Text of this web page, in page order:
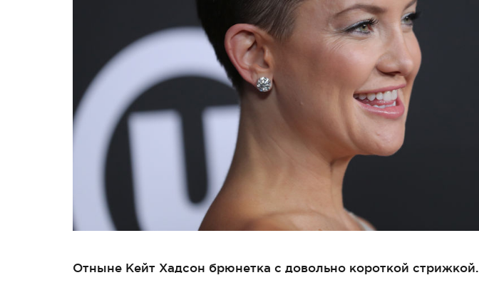
Отныне Кейт Хадсон брюнетка с довольно короткой стрижкой.